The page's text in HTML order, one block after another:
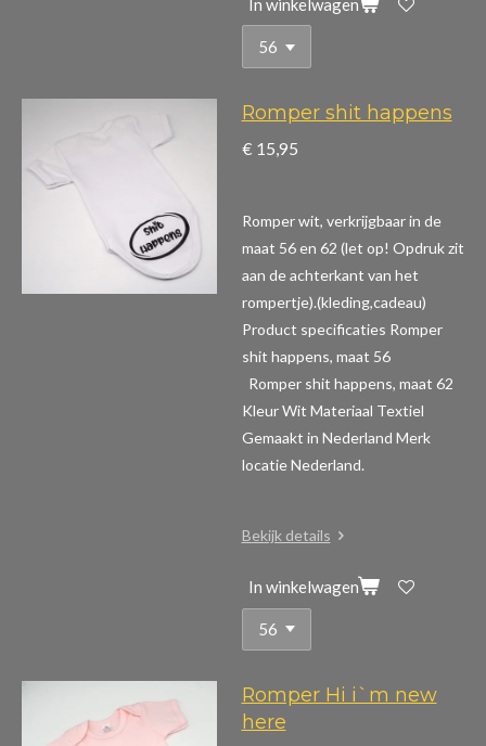
In winkelwagen
Romper shit happens
€ 15,95
Romper wit, verkrijgbaar in de
maat 56 en 62 (let op! Opdruk zit
aan de achterkant van het
rompertje).(kleding,cadeau)
Product specificaties Romper
shit happens, maat 56
Romper shit happens, maat 62
Kleur Wit Materiaal Textiel
Gemaakt in Nederland Merk
locatie Nederland.
Bekijk details
In winkelwagen
Romper Hi i`m new
here